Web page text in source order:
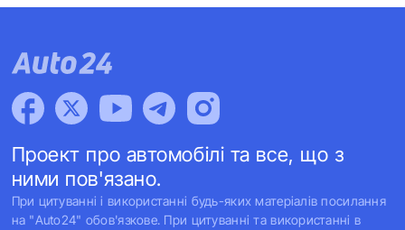
Проект про автомобілі та все, що з
ними пов'язано.
При цитуванні і використанні будь-яких матеріалів посилання
на "Auto24" обов'язкове. При цитуванні та використанні в